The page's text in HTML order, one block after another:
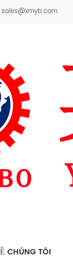
sales@xmyb.com
CHÚNG TÔI